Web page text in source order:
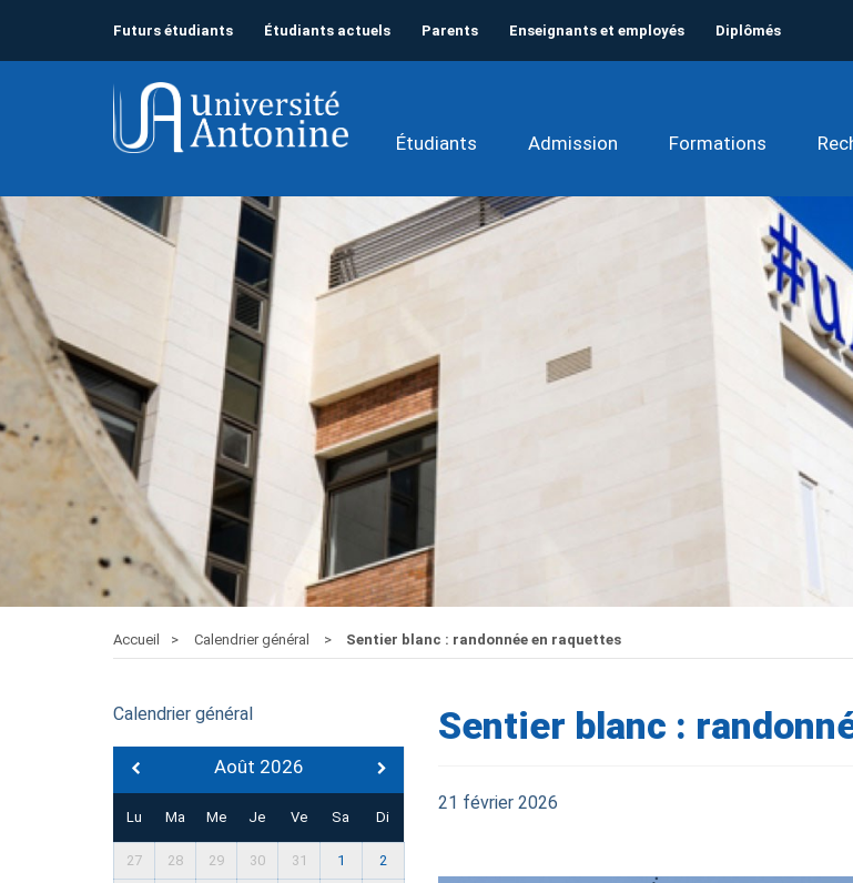
Futurs étudiants Étudiants actuels Parents Enseignants et employés Diplômés
Étudiants Admission Formations
Accueil Calendrier général Sentier blanc : randonnée en raquettes
Calendrier général
Août 2026
Lu Ma Me Je Ve Sa Di
27 28 29 30 31 1 2
Sentier blanc :
21 février 2026